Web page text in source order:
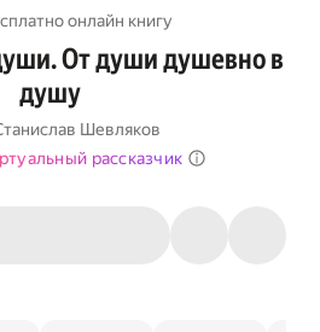
онлайн книгу
От души душевно в
душу
Шевляков
рассказчик